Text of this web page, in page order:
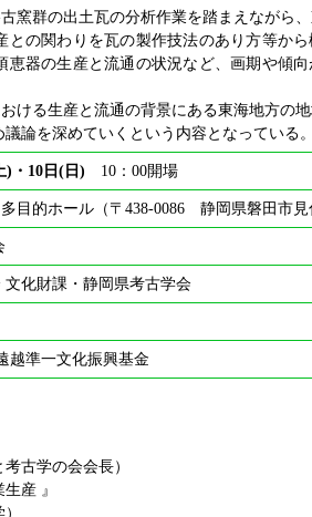
窯群の出土瓦の分析作業を踏まえながら
との関わりを瓦の製作技法のあり方等か
恵器の生産と流通の状況など、画期や傾
ける生産と流通の背景にある東海地方の
論を深めていくという内容となっている。
)・10日(日) 10：00開場
ホール（〒438-0086 静岡県磐田市見付
財課・静岡県考古学会
準一文化振興基金
古学の会会長）
産 』